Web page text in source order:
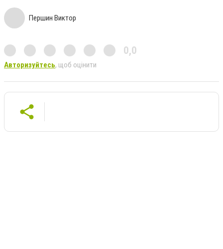
Першин Виктор
0,0
Авторизуйтесь, щоб оцінити